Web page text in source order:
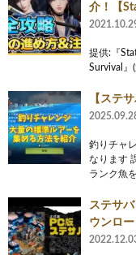
介！【
提供:『
Survival』
【ステ
釣りチャ
なります
ランク魚
ステサ
ウンロ